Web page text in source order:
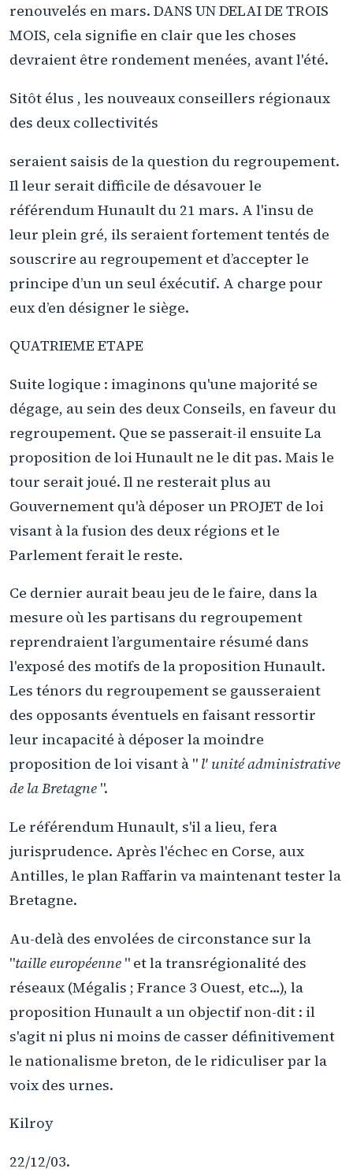
renouvelés en mars. DANS UN DELAI DE TROIS
MOIS, cela signifie en clair que les choses
devraient être rondement menées, avant l'été.
Sitôt élus , les nouveaux conseillers régionaux
des deux collectivités
seraient saisis de la question du regroupement.
Il leur serait difficile de désavouer le
référendum Hunault du 21 mars. A l'insu de
leur plein gré, ils seraient fortement tentés de
souscrire au regroupement et d’accepter le
principe d’un un seul éxécutif. A charge pour
eux d’en désigner le siège.
QUATRIEME ETAPE
Suite logique : imaginons qu'une majorité se
dégage, au sein des deux Conseils, en faveur du
regroupement. Que se passerait-il ensuite La
proposition de loi Hunault ne le dit pas. Mais le
tour serait joué. Il ne resterait plus au
Gouvernement qu'à déposer un PROJET de loi
visant à la fusion des deux régions et le
Parlement ferait le reste.
Ce dernier aurait beau jeu de le faire, dans la
mesure où les partisans du regroupement
reprendraient l’argumentaire résumé dans
l'exposé des motifs de la proposition Hunault.
Les ténors du regroupement se gausseraient
des opposants éventuels en faisant ressortir
leur incapacité à déposer la moindre
proposition de loi visant à " l' unité administrative
de la Bretagne ".
Le référendum Hunault, s'il a lieu, fera
jurisprudence. Après l'échec en Corse, aux
Antilles, le plan Raffarin va maintenant tester la
Bretagne.
Au-delà des envolées de circonstance sur la
"taille européenne " et la transrégionalité des
réseaux (Mégalis ; France 3 Ouest, etc…), la
proposition Hunault a un objectif non-dit : il
s'agit ni plus ni moins de casser définitivement
le nationalisme breton, de le ridiculiser par la
voix des urnes.
Kilroy
22/12/03.